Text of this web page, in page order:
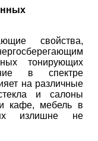
свойства,
тонирующих
в спектре
на различные
и салоны
кафе, мебель в
излишне не